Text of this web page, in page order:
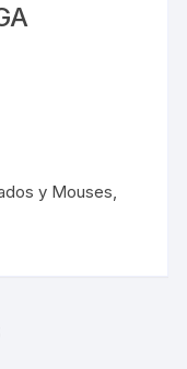
y Mouses